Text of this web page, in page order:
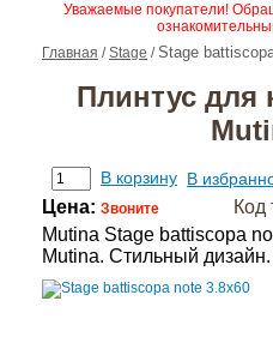
Уважаемые покупатели!
Главная /Stage /Stage
Плинтус для
В корзину В
Цена: Звоните
Код
Mutina Stage battiscopa
Mutina. Стильный